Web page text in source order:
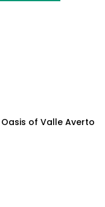
of Valle Averto